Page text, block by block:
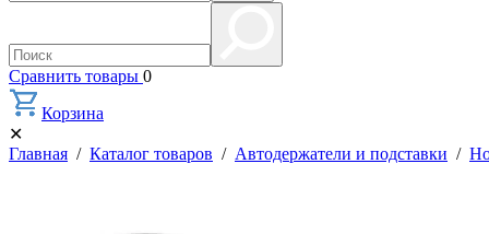
Сравнить товары 0
Корзина
✕
Главная / Каталог товаров / Автодержатели и подставки /